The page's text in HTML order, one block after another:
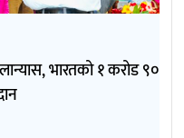
भारतको १ करोड ९०